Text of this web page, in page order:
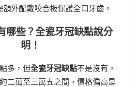
外配戴咬合板保護全口牙齒。
哪些？全瓷牙冠缺點說分
明！
多，但全瓷牙冠缺點不是沒有。
二萬至三萬五之間，價格偏高是